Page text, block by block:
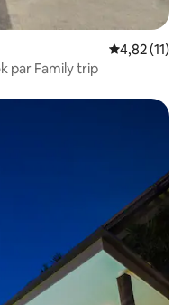
Évaluation
4,82 (11)
par Family trip